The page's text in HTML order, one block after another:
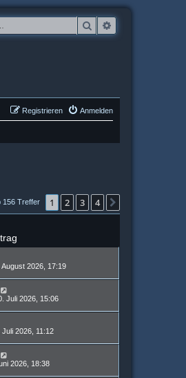
Suche
Anmelden
Registrieren
156 Treffer 1 2 3 4
2026, 17:19
Juli 2026, 15:06
2026, 11:12
2026, 18:38